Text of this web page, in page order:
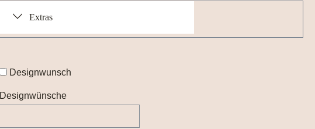
Extras
Designwunsch
Designwünsche